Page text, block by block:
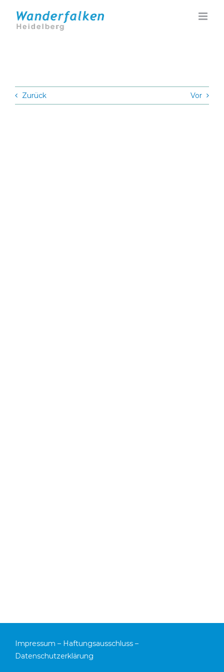
Inhalt
springen
Zurück Vor
Impressum – Haftungsausschluss –
Datenschutzerklärung